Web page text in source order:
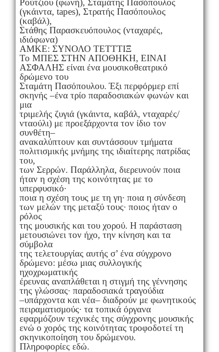
(γκάιντα, tapes), Στρατής Πασόπουλος
(καβάλ),
Στάθης Παρασκευόπουλος (νταχαρές,
ιδιόφωνα)
ΑΜΚΕ: ΣΥΝΟΛΟ ΤΕΤΤΤΙΞ
Το ΜΠΕΣ ΣΤΗΝ ΑΠΟΘΗΚΗ, ΕΙΝΑΙ
ΑΣΦΑΛΗΣ είναι ένα μουσικοθεατρικό
δρώμενο του
Σταμάτη Πασόπουλου. Έξι περφόρμερ επί
σκηνής –ένα τρίο παραδοσιακών φωνών και
μια
τριμελής ζυγιά (γκάιντα, καβάλ, νταχαρές/
νταούλι) με προεξάρχοντα τον ίδιο τον
συνθέτη–
ανακαλύπτουν και συντάσσουν τμήματα
πολιτισμικής μνήμης της ιδιαίτερης πατρίδας
του,
των Σερρών. Παράλληλα, διερευνούν ποια
ήταν η σχέση της κοινότητας με το
υπερφυσικό·
ποια η σχέση τους με τη γη· ποια η σύνδεση
των μελών της μεταξύ τους· ποιος ήταν ο
ρόλος
της μουσικής και του χορού. Η παράσταση
μετουσιώνει τον ήχο, την κίνηση και τα
σύμβολα
της τελετουργίας αυτής σ’ ένα σύγχρονο
δρώμενο: μέσω μιας συλλογικής
ηχοχρωματικής
έρευνας αναπλάθεται η στιγμή της γέννησης
της γλώσσας· παραδοσιακά τραγούδια
–υπάρχοντα και νέα– διαδρούν με φωνητικούς
πειραματισμούς· τα τοπικά όργανα
εφαρμόζουν τεχνικές της σύγχρονης μουσικής
ενώ ο χορός της κοινότητας τροφοδοτεί τη
σκηνικοποίηση του δρώμενου.
Πληροφορίες εδώ.